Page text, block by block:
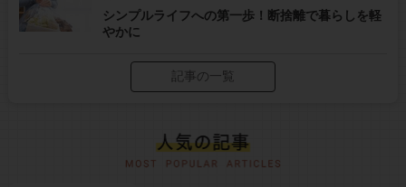
シンプルライフへの第一歩！断捨離で暮らしを軽
やかに
記事の一覧